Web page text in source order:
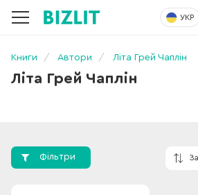
УКР
Книги Автори Літа Грей Чаплін
Літа Грей Чаплін
Фільтри